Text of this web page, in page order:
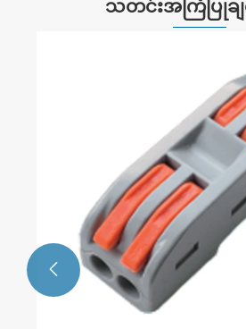
သတင်းအကြံပြုချ
Global Heavy-Duty
